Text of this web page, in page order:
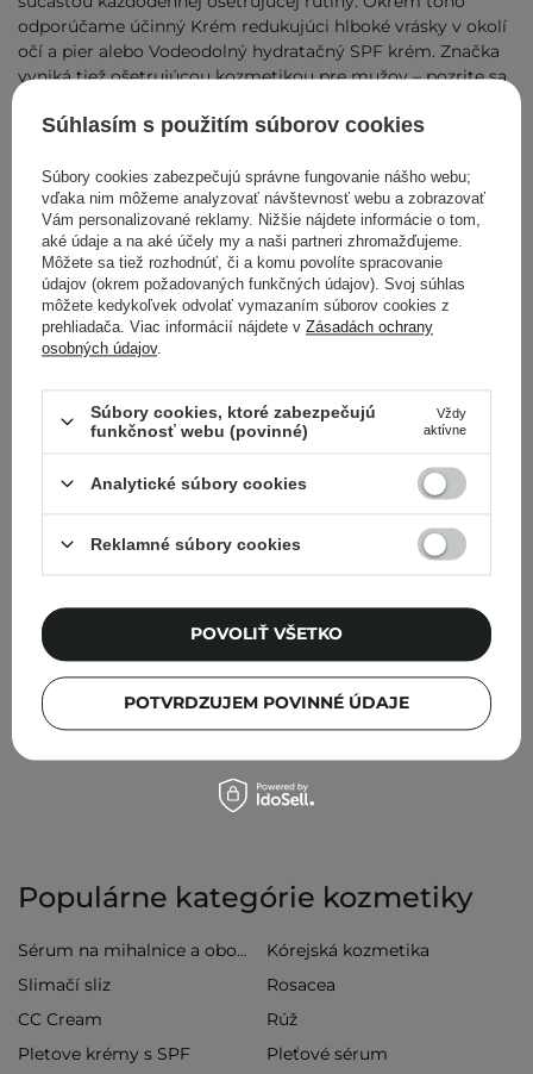
odporúčame účinný Krém redukujúci hlboké vrásky v okolí
očí a pier alebo Vodeodolný hydratačný SPF krém. Značka
vyniká tiež ošetrujúcou kozmetikou pre mužov – pozrite sa
upokojuje, zmatňuje a prináša úľavu po holení alebo na
Starostlivo vybrané zložky v produktoch Hada Labo
Tokyo
Hada Labo Tokyo stavia na jednoduchosť a minimalizmus.
Práve z toho dôvodu majú zložky, obsiahnuté v jej zložení
maximálne a intenzívne účinky. V prípravkoch nájdeme
napr.:
účinky a vyživuje
jojobový olej – obnovuje lipidovú bariéru pokožky,
vyživuje a udržuje hydratáciu
- zlepšuje elasticitu pleti,
vyhladzuje a hydratuje
zvyšuje úroveň hydratácie
– stimulujú produkciu kolagénu,
vyhladzujú a spevňujú
trehalózu– zaisťuje dostatočnú úroveň hydratácie a
regeneruje
Super Hyaluronic Acid™
– komplex niekoľkých druhov
kyseliny hyalurónovej; účinne hydratuje a zlepšuje elasticitu
pleti
extrakt z koreňa ženšenu– spevňuje, spomaľuje proces
starnutia a regeneruje
Populárne kategórie kozmetiky
Sérum na mihalnice a obočie
Kórejská kozmetika
Slimačí sliz
Rosacea
CC Cream
Rúž
Pletove krémy s SPF
Pleťové sérum
Súhlasím s použitím súborov cookies
Súbory cookies zabezpečujú správne fungovanie nášho webu;
vďaka nim môžeme analyzovať návštevnosť webu a zobrazovať
Vám personalizované reklamy. Nižšie nájdete informácie o tom,
aké údaje a na aké účely my a naši partneri zhromažďujeme.
Môžete sa tiež rozhodnúť, či a komu povolíte spracovanie
údajov (okrem požadovaných funkčných údajov). Svoj súhlas
môžete kedykoľvek odvolať vymazaním súborov cookies z
prehliadača. Viac informácií nájdete v Zásadách ochrany
osobných údajov.
Súbory cookies, ktoré zabezpečujú
funkčnosť webu (povinné)
Vždy
aktívne
Analytické súbory cookies
Reklamné súbory cookies
POTVRDZUJEM POVINNÉ ÚDAJE
POVOLIŤ VŠETKO